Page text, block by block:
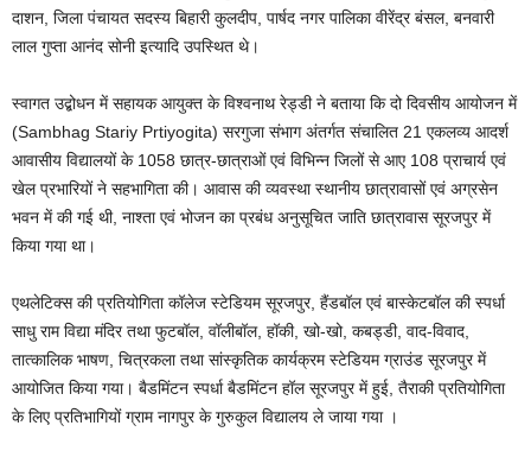
दाशन, जिला पंचायत सदस्य बिहारी कुलदीप, पार्षद नगर पालिका वीरेंद्र बंसल, बनवारी
लाल गुप्ता आनंद सोनी इत्यादि उपस्थित थे।
स्वागत उद्बोधन में सहायक आयुक्त के विश्वनाथ रेड्डी ने बताया कि दो दिवसीय आयोजन में
(Sambhag Stariy Prtiyogita) सरगुजा संभाग अंतर्गत संचालित 21 एकलव्य आदर्श
आवासीय विद्यालयों के 1058 छात्र-छात्राओं एवं विभिन्न जिलों से आए 108 प्राचार्य एवं
खेल प्रभारियों ने सहभागिता की। आवास की व्यवस्था स्थानीय छात्रावासों एवं अग्रसेन
भवन में की गई थी, नाश्ता एवं भोजन का प्रबंध अनुसूचित जाति छात्रावास सूरजपुर में
किया गया था।
एथलेटिक्स की प्रतियोगिता कॉलेज स्टेडियम सूरजपुर, हैंडबॉल एवं बास्केटबॉल की स्पर्धा
साधु राम विद्या मंदिर तथा फुटबॉल, वॉलीबॉल, हॉकी, खो-खो, कबड्डी, वाद-विवाद,
तात्कालिक भाषण, चित्रकला तथा सांस्कृतिक कार्यक्रम स्टेडियम ग्राउंड सूरजपुर में
आयोजित किया गया। बैडमिंटन स्पर्धा बैडमिंटन हॉल सूरजपुर में हुई, तैराकी प्रतियोगिता
के लिए प्रतिभागियों ग्राम नागपुर के गुरुकुल विद्यालय ले जाया गया ।